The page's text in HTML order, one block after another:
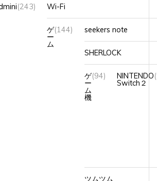
ゲ
ー
ム
(144) seekers note
SHERLOCK
ゲ
ー
ム
機
(94) NINTENDO
Switch２
ツムツム